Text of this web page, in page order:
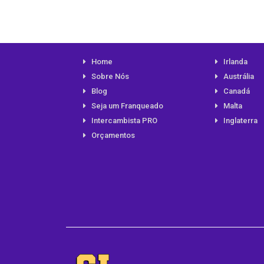
Home
Sobre Nós
Blog
Seja um Franqueado
Intercambista PRO
Orçamentos
Irlanda
Austrália
Canadá
Malta
Inglaterra